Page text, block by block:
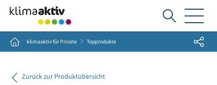
Ich
suche...
Home klimaaktiv für Private Topprodukte Share
Zurück zur Produktübersicht